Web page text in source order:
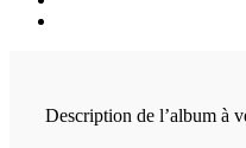
Description de l’album à